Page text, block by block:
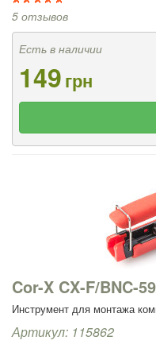
5 отзывов
Есть в наличии
149грн
Cor-X CX-F/BNC-
Инструмент для монтажа
Артикул: 115862